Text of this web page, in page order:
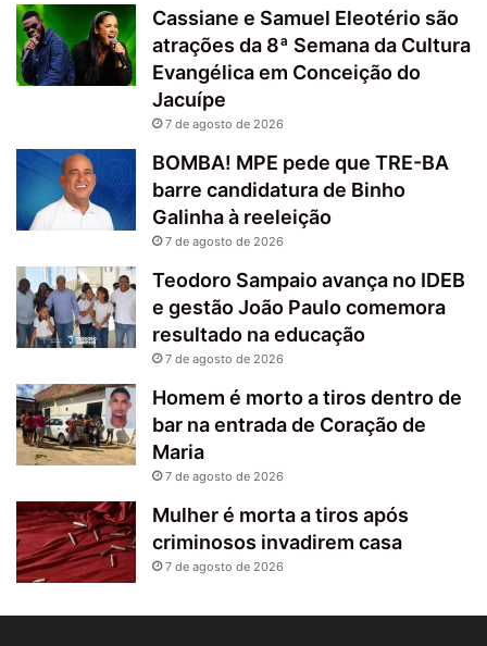
Cassiane e Samuel Eleotério são
atrações da 8ª Semana da Cultura
Evangélica em Conceição do
Jacuípe
7 de agosto de 2026
BOMBA! MPE pede que TRE-BA
barre candidatura de Binho
Galinha à reeleição
7 de agosto de 2026
Teodoro Sampaio avança no IDEB
e gestão João Paulo comemora
resultado na educação
7 de agosto de 2026
Homem é morto a tiros dentro de
bar na entrada de Coração de
Maria
7 de agosto de 2026
Mulher é morta a tiros após
criminosos invadirem casa
7 de agosto de 2026